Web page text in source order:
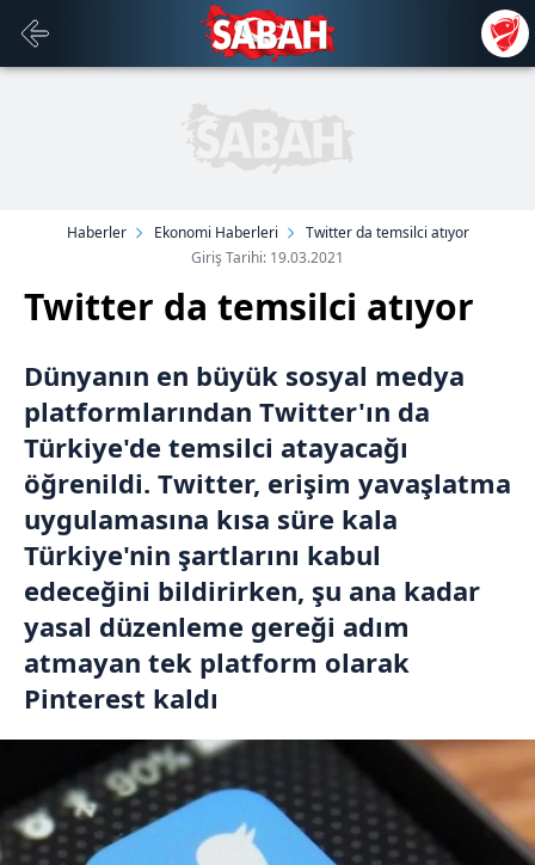
Haberler Ekonomi Haberleri
Twitter da temsilci atıyor
Giriş Tarihi: 19.03.2021
Twitter da temsilci atıyor
Dünyanın en büyük sosyal medya
platformlarından Twitter'ın da
Türkiye'de temsilci atayacağı
öğrenildi. Twitter, erişim yavaşlatma
uygulamasına kısa süre kala
Türkiye'nin şartlarını kabul
edeceğini bildirirken, şu ana kadar
yasal düzenleme gereği adım
atmayan tek platform olarak
Pinterest kaldı